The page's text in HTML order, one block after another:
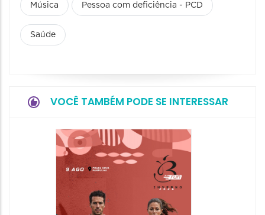
Música Pessoa com deficiência - PCD
Saúde
VOCÊ TAMBÉM PODE SE INTERESSAR